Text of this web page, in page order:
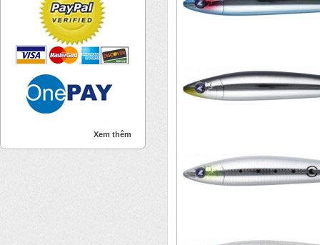
Xem thêm